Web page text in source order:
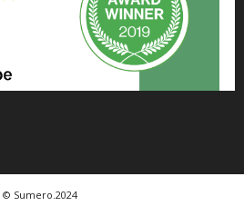
© Sumero.2024